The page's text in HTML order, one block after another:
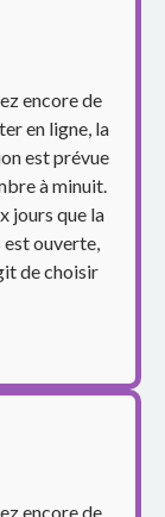
encore de
en ligne, la
est prévue
à minuit.
jours que la
ouverte,
de choisir
encore de